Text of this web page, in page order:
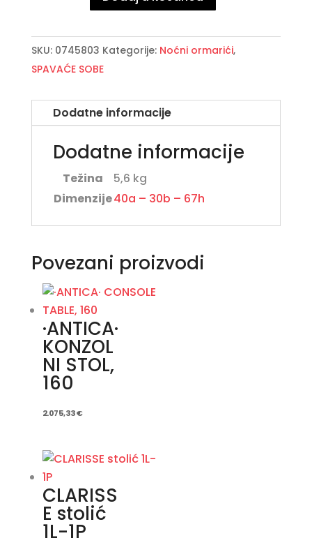
stolić
količina
SKU: 0745803 Kategorije: Noćni ormarići,
SPAVAĆE SOBE
Dodatne informacije
Dodatne informacije
Težina
5,6 kg
Dimenzije40a – 30b – 67h
Povezani proizvodi
·ANTICA·
KONZOL
NI STOL,
160
2.075,33€
CLARISS
E stolić
1L-1P